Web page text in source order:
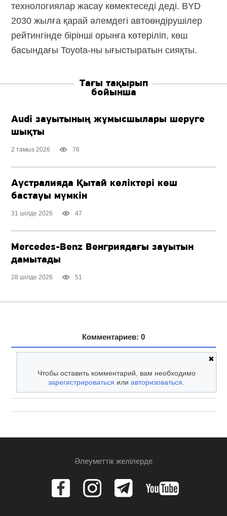
технологиялар жасау көмектеседі деді. BYD
2030 жылға қарай әлемдегі автоөндірушілер
рейтингінде бірінші орынға көтеріліп, көш
басындағыToyota-ны ығыстыратын сияқты.
Тағы тақырып
бойынша
Audi зауытының жұмысшылары шеруге
шықты
2 тамыз 2026 76
Аустралияда Қытай көліктері көш
бастауы мүмкін
31 шілде 2026 47
Mercedes-Benz Венгриядағы зауытын
дамытады
28 шілде 2026 51
Комментариев: 0
✖
Чтобы оставить комментарий, вам необходимо
зарегистрироваться илиавторизоваться.
Әлеуметтік желілерде